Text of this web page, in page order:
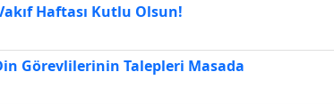
Haftası Kutlu Olsun!
Görevlilerinin Talepleri Masada